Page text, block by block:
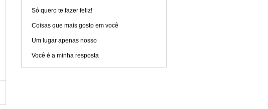
Só quero te fazer feliz!
Coisas que mais gosto em você
Um lugar apenas nosso
Você é a minha resposta